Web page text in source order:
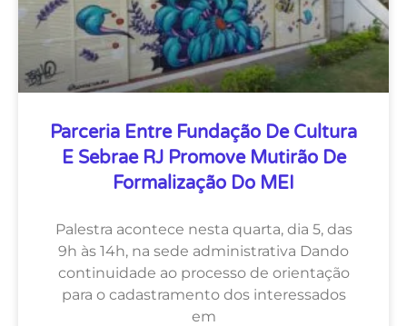
Parceria Entre Fundação De Cultura
E Sebrae RJ Promove Mutirão De
Formalização Do MEI
Palestra acontece nesta quarta, dia 5, das
9h às 14h, na sede administrativa Dando
continuidade ao processo de orientação
para o cadastramento dos interessados
em